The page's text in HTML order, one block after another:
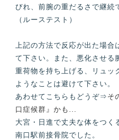
びれ、前腕の重だるさで継続
（ルーステスト）
上記の方法で反応が出た場合
て下さい。また、悪化させる
重荷物を持ち上げる、リュッ
ようなことは避けて下さい。
あわせてこちらもどうぞ⇒そ
口症候群』かも...
大宮・日進で丈夫な体をつく
南口駅前接骨院でした。